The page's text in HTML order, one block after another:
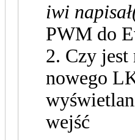
iwi
PWM do
2. Czy
nowego
wejść